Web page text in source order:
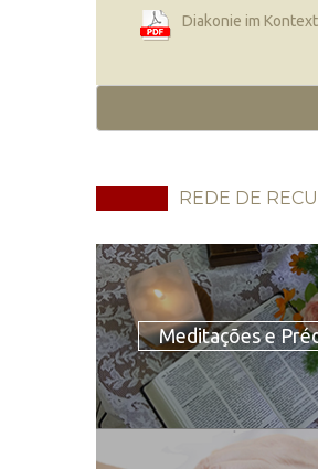
Diakonie im
REDE DE
Meditações e